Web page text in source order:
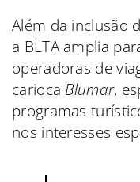
Além da inclusão
a BLTA amplia
operadoras de
carioca Blumar,
programas
nos interesses